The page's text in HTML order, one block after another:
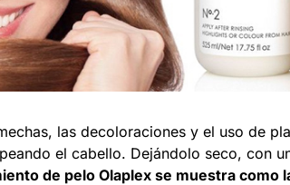
las decoloraciones y el uso de
el cabello. Dejándolo seco, con
de pelo Olaplex se muestra como